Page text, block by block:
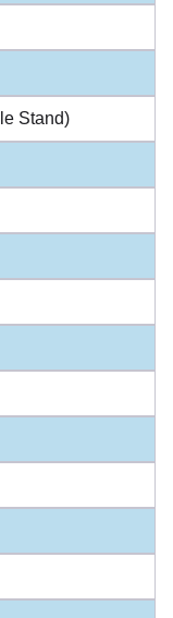
Stand)